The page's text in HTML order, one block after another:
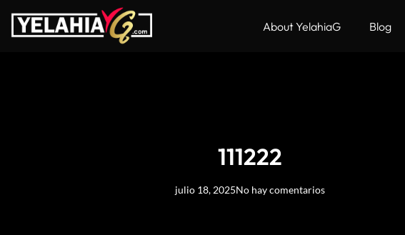
About YelahiaG Blog
111222
julio 18, 2025No hay comentarios